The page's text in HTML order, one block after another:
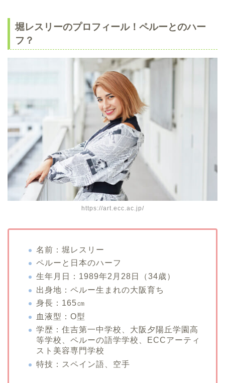
堀レスリーのプロフィール！ペルーとのハー
フ？
https://art.ecc.ac.jp/
名前：堀レスリー
ペルーと日本のハーフ
生年月日：1989年2月28日（34歳）
出身地：ペルー生まれの大阪育ち
身長：165㎝
血液型：O型
学歴：住吉第一中学校、大阪夕陽丘学園高
等学校、ペルーの語学学校、ECCアーティ
スト美容専門学校
特技：スペイン語、空手